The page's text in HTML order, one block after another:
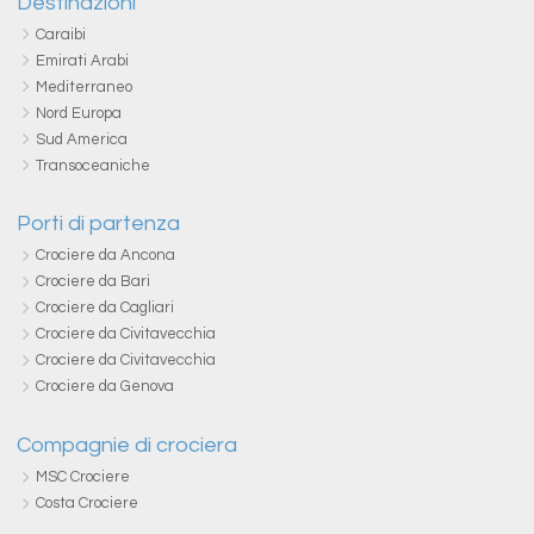
Caraibi
Emirati Arabi
Mediterraneo
Nord Europa
Sud America
Transoceaniche
Porti di partenza
Crociere da Ancona
Crociere da Bari
Crociere da Cagliari
Crociere da Civitavecchia
Crociere da Civitavecchia
Crociere da Genova
Compagnie di crociera
MSC Crociere
Costa Crociere